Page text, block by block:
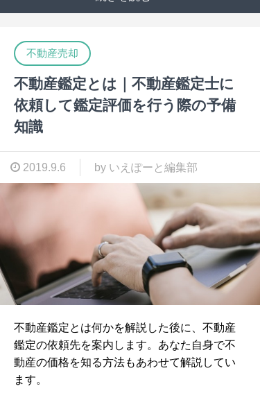
不動産売却
不動産鑑定とは｜不動産鑑定士に
依頼して鑑定評価を行う際の予備
知識
2019.9.6 by いえぽーと編集部
不動産鑑定とは何かを解説した後に、不動産
鑑定の依頼先を案内します。あなた自身で不
動産の価格を知る方法もあわせて解説してい
ます。